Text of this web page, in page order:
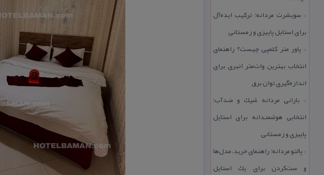
:: سویشرت مردانه؛ تركیب ایده‌آل
برای استایل پاییزی و زمستانی
:: پاور متر كلمپی چیست؟ راهنمای
انتخاب بهترین وات‌متر انبری برای
اندازه‌گیری توان برق
:: بارانی مردانه شیك و ضدآب؛
انتخابی هوشمندانه برای استایل
پاییزی و زمستانی
:: پالتو مردانه؛ راهنمای خرید، مدل‌ها
و ست‌كردن برای یك استایل